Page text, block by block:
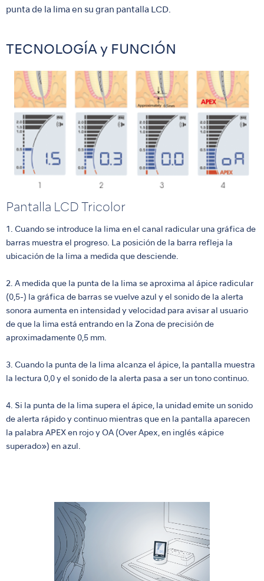
punta de la lima en su gran pantalla LCD.
TECNOLOGÍA y FUNCIÓN
Pantalla LCD Tricolor
1. Cuando se introduce la lima en el canal radicular una gráfica de
barras muestra el progreso. La posición de la barra refleja la
ubicación de la lima a medida que desciende.
2. A medida que la punta de la lima se aproxima al ápice radicular
(0,5-) la gráfica de barras se vuelve azul y el sonido de la alerta
sonora aumenta en intensidad y velocidad para avisar al usuario
de que la lima está entrando en la Zona de precisión de
aproximadamente 0,5 mm.
3. Cuando la punta de la lima alcanza el ápice, la pantalla muestra
la lectura 0,0 y el sonido de la alerta pasa a ser un tono continuo.
4. Si la punta de la lima supera el ápice, la unidad emite un sonido
de alerta rápido y continuo mientras que en la pantalla aparecen
la palabra APEX en rojo y OA (Over Apex, en inglés «ápice
superado») en azul.